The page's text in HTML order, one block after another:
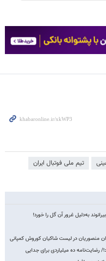
تیم ملی فوتبال ایران
به‌دلیل غرور آن گل را خورد!
منصوریان در لیست شاکیان کوروش کمپانی
رضایت‌نامه ده میلیاردی برای جدایی